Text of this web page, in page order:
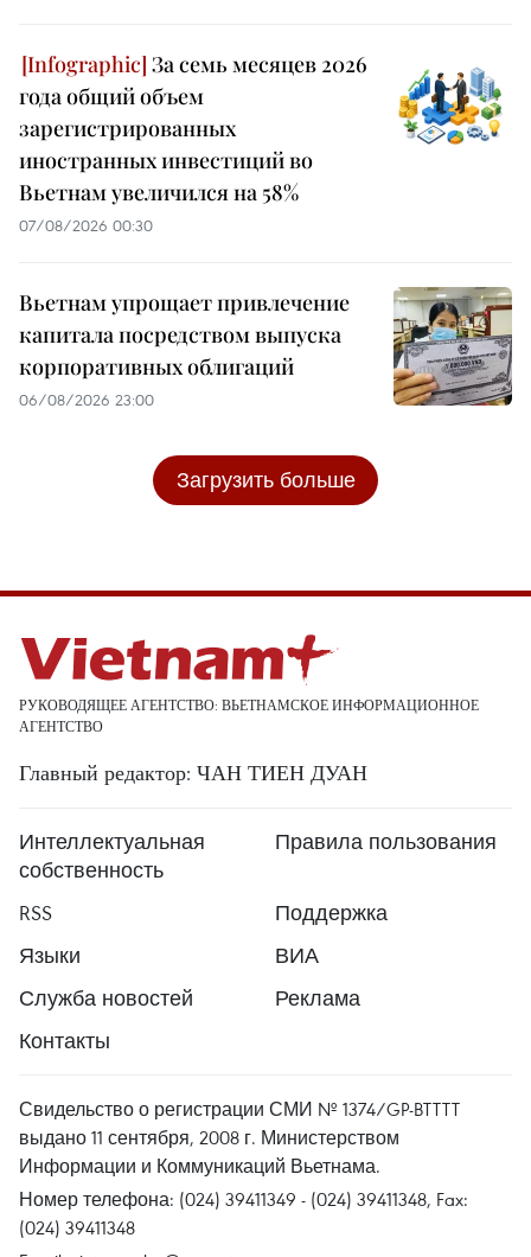
За семь месяцев 2026
года общий объем
зарегистрированных
иностранных инвестиций во
Вьетнам увеличился на 58%
07/08/2026 00:30
Вьетнам упрощает привлечение
капитала посредством выпуска
корпоративных облигаций
06/08/2026 23:00
Загрузить больше
РУКОВОДЯЩЕЕ АГЕНТСТВО: ВЬЕТНАМСКОЕ ИНФОРМАЦИОННОЕ
АГЕНТСТВО
Главный редактор: ЧАН ТИЕН ДУАН
Интеллектуальная
собственность
Правила пользования
RSS
Поддержка
Языки
ВИА
Служба новостей
Реклама
Контакты
Свидельство о регистрации СМИ № 1374/GP-BTTTT
выдано 11 сентября, 2008 г. Министерством
Информации и Коммуникаций Вьетнама.
Номер телефона: (024) 39411349 - (024) 39411348, Fax:
(024) 39411348